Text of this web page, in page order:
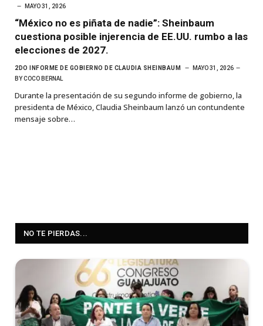
MAYO 31, 2026
“México no es piñata de nadie”: Sheinbaum
cuestiona posible injerencia de EE.UU. rumbo a las
elecciones de 2027.
2DO INFORME DE GOBIERNO DE CLAUDIA SHEINBAUM
MAYO 31, 2026
BYCOCO BERNAL
Durante la presentación de su segundo informe de gobierno, la
presidenta de México, Claudia Sheinbaum lanzó un contundente
mensaje sobre…
NO TE PIERDAS...